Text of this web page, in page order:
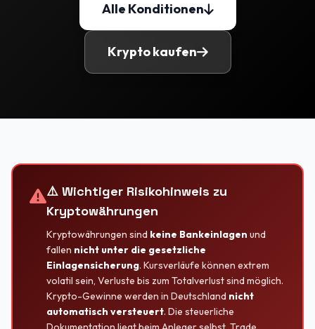
Alle Konditionen
Krypto kaufen
⚠️ Wichtiger Risikohinweis zu
Kryptowährungen
Kryptowährungen sind keine Bankeinlagen und
fallen nicht unter die gesetzliche
Einlagensicherung. Kursverläufe können extrem
volatil sein, Verluste bis zum Totalverlust sind möglich.
Krypto-Gewinne werden in Deutschland nicht
automatisch versteuert. Die steuerliche